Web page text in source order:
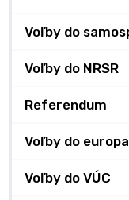
Voľby do
Voľby do NRSR
Referendum
Voľby do
Voľby do VÚC